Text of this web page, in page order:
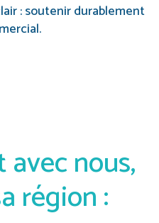
: soutenir durablement
nous,
région :